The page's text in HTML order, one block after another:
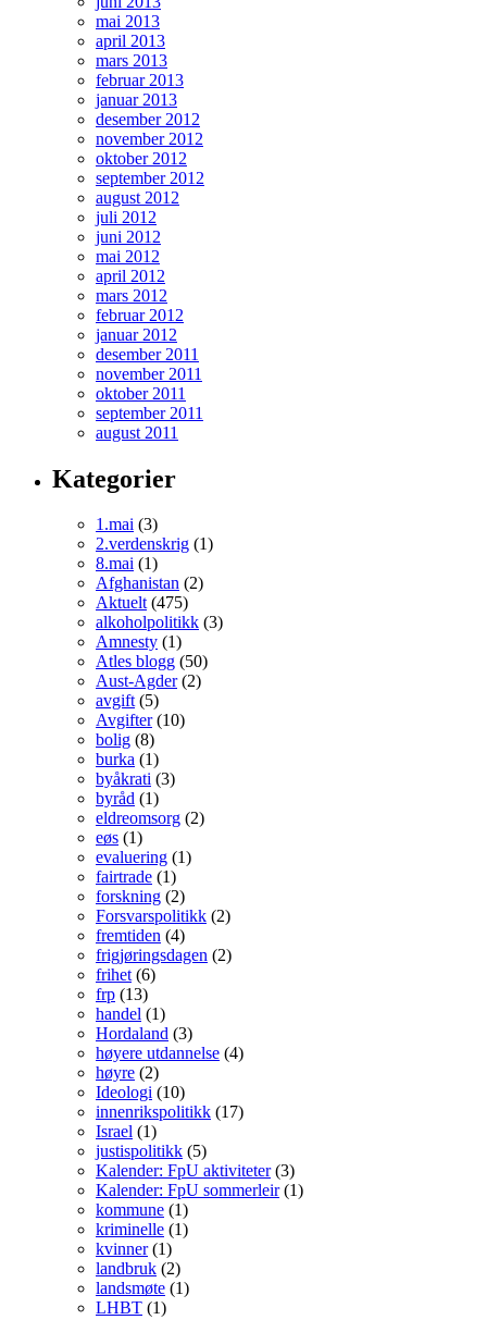
mai 2013
april 2013
mars 2013
februar 2013
januar 2013
desember 2012
november 2012
oktober 2012
september 2012
august 2012
juli 2012
juni 2012
mai 2012
april 2012
mars 2012
februar 2012
januar 2012
desember 2011
november 2011
oktober 2011
september 2011
august 2011
Kategorier
1.mai (3)
2.verdenskrig (1)
8.mai (1)
Afghanistan (2)
Aktuelt(475)
alkoholpolitikk (3)
Amnesty (1)
Atles blogg (50)
Aust-Agder(2)
avgift(5)
Avgifter(10)
bolig (8)
burka (1)
byåkrati (3)
byråd (1)
eldreomsorg (2)
eøs (1)
evaluering (1)
fairtrade (1)
forskning (2)
Forsvarspolitikk (2)
fremtiden (4)
frigjøringsdagen (2)
frihet(6)
frp (13)
handel (1)
Hordaland (3)
høyere utdannelse (4)
høyre (2)
Ideologi (10)
innenrikspolitikk (17)
Israel (1)
justispolitikk (5)
Kalender: FpU aktiviteter(3)
Kalender: FpU sommerleir(1)
kommune (1)
kriminelle (1)
kvinner(1)
landbruk (2)
landsmøte (1)
LHBT (1)